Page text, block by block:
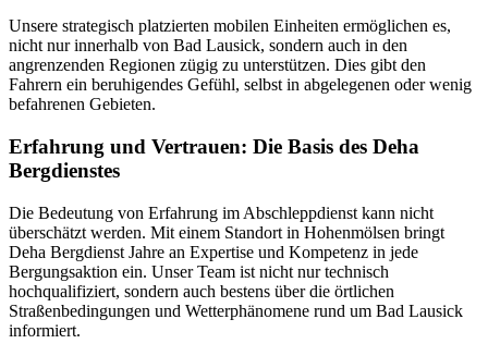
Unsere strategisch platzierten mobilen Einheiten ermöglichen es,
nicht nur innerhalb von Bad Lausick, sondern auch in den
angrenzenden Regionen zügig zu unterstützen. Dies gibt den
Fahrern ein beruhigendes Gefühl, selbst in abgelegenen oder wenig
befahrenen Gebieten.
Erfahrung und Vertrauen: Die Basis des Deha
Bergdienstes
Die Bedeutung von Erfahrung im Abschleppdienst kann nicht
überschätzt werden. Mit einem Standort in Hohenmölsen bringt
Deha Bergdienst Jahre an Expertise und Kompetenz in jede
Bergungsaktion ein. Unser Team ist nicht nur technisch
hochqualifiziert, sondern auch bestens über die örtlichen
Straßenbedingungen und Wetterphänomene rund um Bad Lausick
informiert.